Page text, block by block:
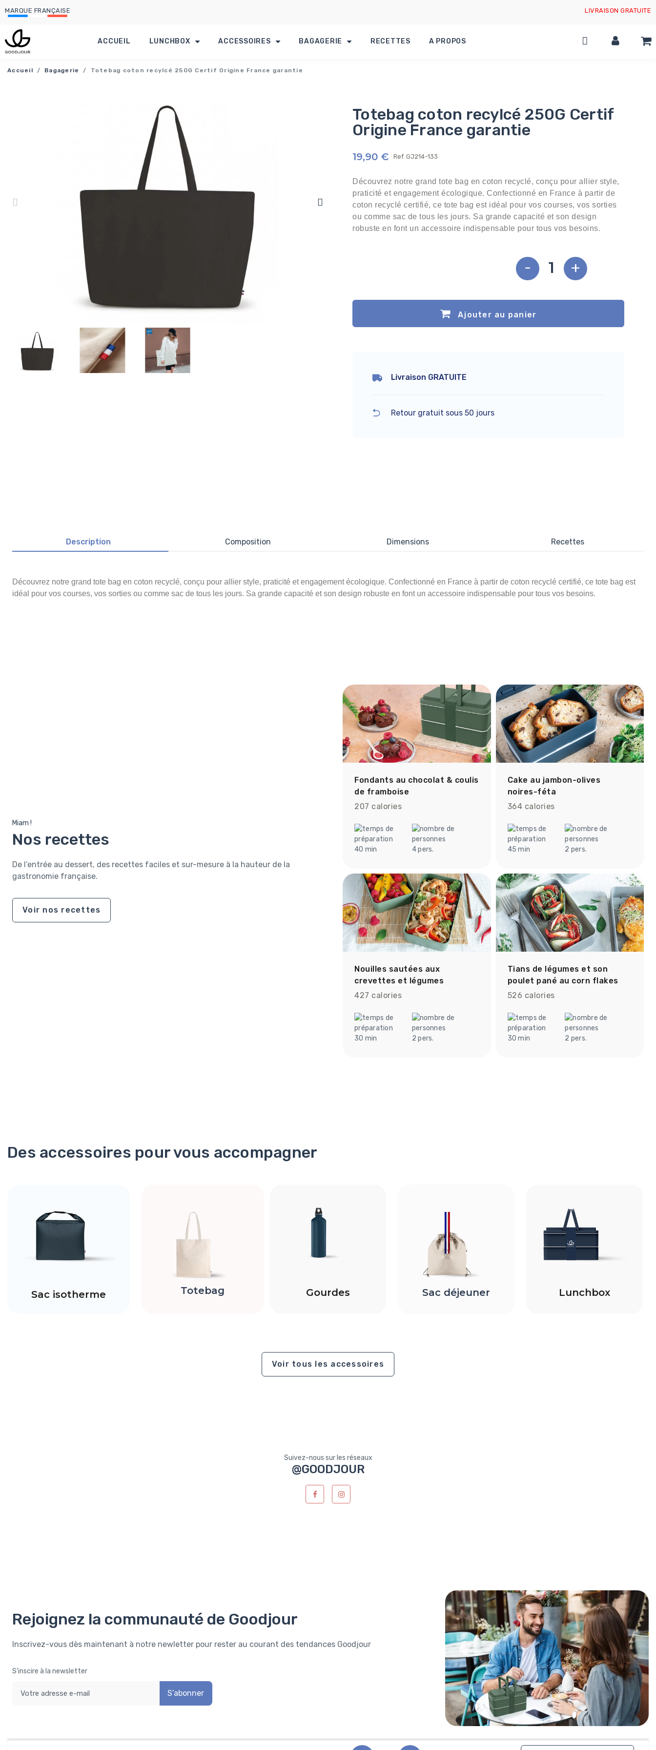
MARQUE FRANÇAISE LIVRAISON GRATUITE
ACCUEIL LUNCHBOX ACCESSOIRES BAGAGERIE RECETTES A PROPOS
Accueil Bagagerie Totebag coton recylcé 250G Certif Origine France garantie
Totebag coton recylcé 250G Certif
Origine France garantie
19,90 € Ref. GJ214-133
Découvrez notre grand tote bag en coton recyclé, conçu pour allier style,
praticité et engagement écologique. Confectionné en France à partir de
coton recyclé certifié, ce tote bag est idéal pour vos courses, vos sorties
ou comme sac de tous les jours. Sa grande capacité et son design
robuste en font un accessoire indispensable pour tous vos besoins.
- +
Ajouter au panier
Livraison GRATUITE
Retour gratuit sous 50 jours
Description Composition Dimensions Recettes
Découvrez notre grand tote bag en coton recyclé, conçu pour allier style, praticité et engagement écologique. Confectionné en France à partir de coton recyclé certifié, ce tote bag est
idéal pour vos courses, vos sorties ou comme sac de tous les jours. Sa grande capacité et son design robuste en font un accessoire indispensable pour tous vos besoins.
Miam !
Nos recettes
De l’entrée au dessert, des recettes faciles et sur-mesure à la hauteur de la
gastronomie française.
Voir nos recettes
Fondants au chocolat & coulis
de framboise
207 calories
40 min 4 pers.
Cake au jambon-olives
noires-féta
364 calories
45 min 2 pers.
Nouilles sautées aux
crevettes et légumes
427 calories
30 min 2 pers.
Tians de légumes et son
poulet pané au corn flakes
526 calories
30 min 2 pers.
Des accessoires pour vous accompagner
Sac isotherme Totebag Gourdes Sac déjeuner Lunchbox
Voir tous les accessoires
Suivez-nous sur les réseaux
@GOODJOUR
Rejoignez la communauté de Goodjour
Inscrivez-vous dès maintenant à notre newletter pour rester au courant des tendances Goodjour
S’inscire à la newsletter
S’abonner